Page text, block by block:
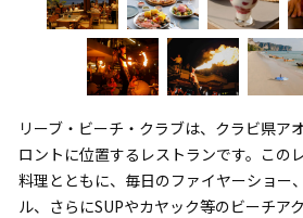
リーブ・ビーチ・クラブは、クラビ県ア
ロントに位置するレストランです。この
料理とともに、毎日のファイヤーショー
ル、さらにSUPやカヤック等のビーチア